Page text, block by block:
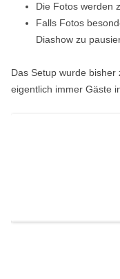
Die Fotos werden
Falls Fotos
Diashow zu
Das Setup wurde
eigentlich immer Gäste